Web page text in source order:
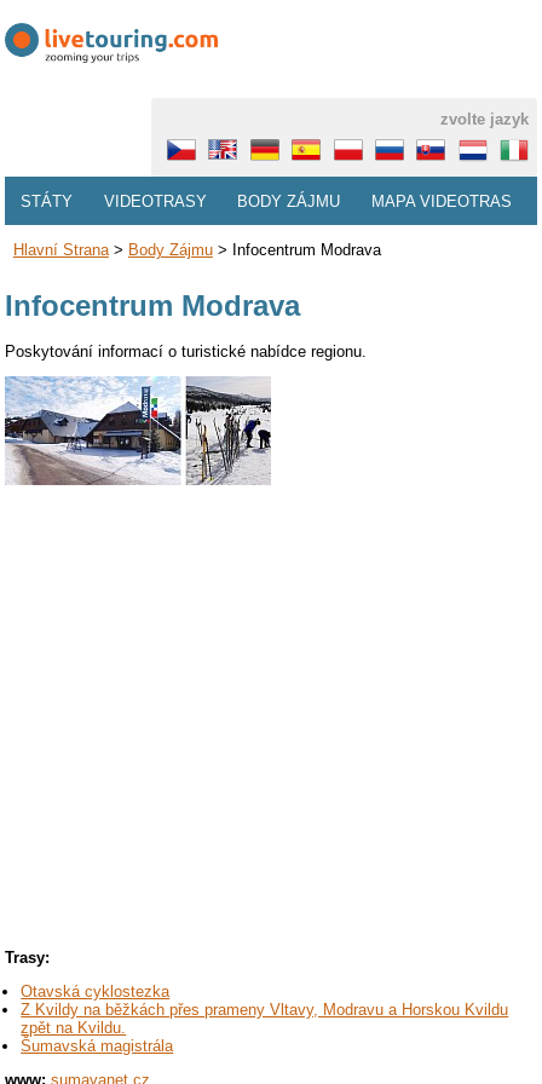
zvolte jazyk
STÁTY VIDEOTRASY BODY ZÁJMU MAPA VIDEOTRAS
Hlavní Strana> Body Zájmu> Infocentrum Modrava
Infocentrum Modrava
Poskytování informací o turistické nabídce regionu.
Trasy:
Otavská cyklostezka
Z Kvildy na běžkách přes prameny Vltavy, Modravu a Horskou Kvildu
zpět na Kvildu.
Šumavská magistrála
www: sumavanet.cz